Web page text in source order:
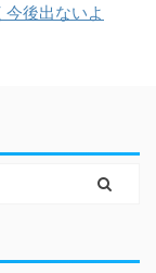
後出ないよ